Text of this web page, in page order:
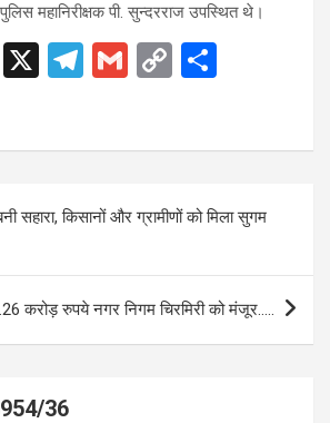
महानिरीक्षक पी. सुन्दरराज उपस्थित थे।
W X
T
a
G
C
n
सहारा, किसानों और ग्रामीणों को मिला सुगम
करोड़ रुपये नगर निगम चिरमिरी को मंजूर…..
36